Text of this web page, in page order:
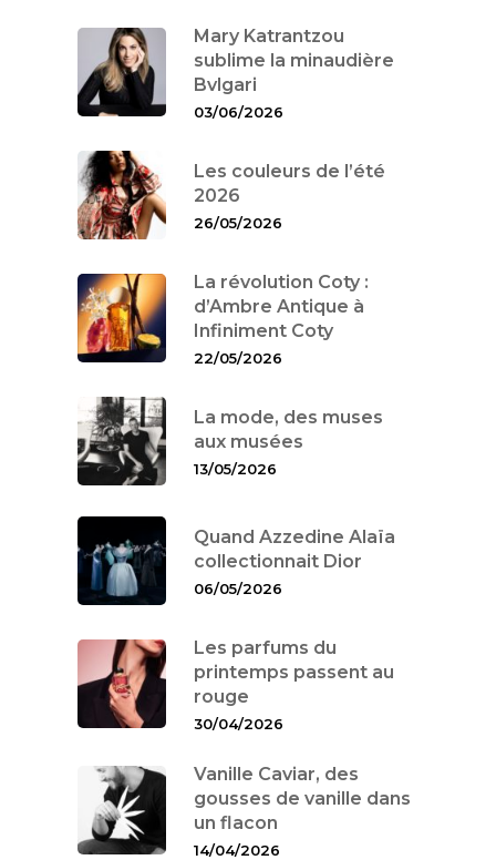
Mary Katrantzou
sublime la minaudière
Bvlgari
03/06/2026
Les couleurs de l’été
2026
26/05/2026
La révolution Coty :
d’Ambre Antique à
Infiniment Coty
22/05/2026
La mode, des muses
aux musées
13/05/2026
Quand Azzedine Alaïa
collectionnait Dior
06/05/2026
Les parfums du
printemps passent au
rouge
30/04/2026
Vanille Caviar, des
gousses de vanille dans
un flacon
14/04/2026